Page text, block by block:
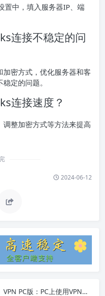
置中，填入服务器IP、端
连接不稳定的问
密方式，优化服务器和客
定的问题。
连接速度？
整加密方式等方法来提高
2024-06-12
VPN PC版：PC上使用VPN的完整指南